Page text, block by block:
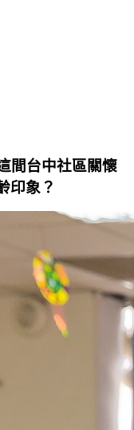
間台中社區關懷
印象？